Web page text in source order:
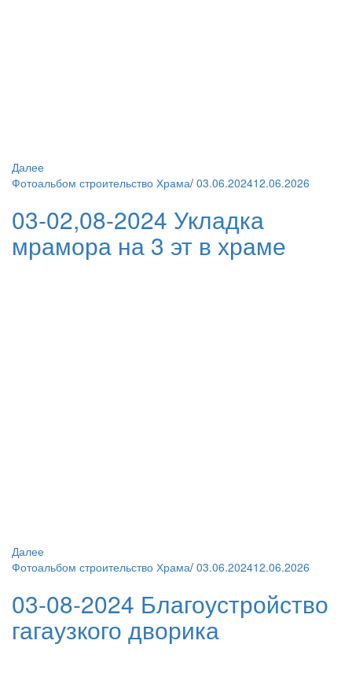
Далее
Фотоальбом строительство Храма/ 03.06.202412.06.2026
03-02,08-2024 Укладка
мрамора на 3 эт в храме
Далее
Фотоальбом строительство Храма/ 03.06.202412.06.2026
03-08-2024 Благоустройство
гагаузкого дворика